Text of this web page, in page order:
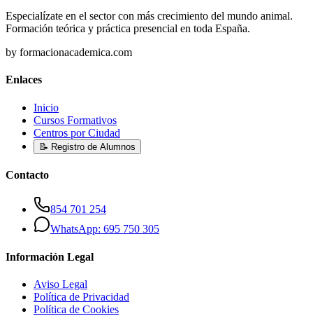
Especialízate en el sector con más crecimiento del mundo animal.
Formación teórica y práctica presencial en toda España.
by formacionacademica.com
Enlaces
Inicio
Cursos Formativos
Centros por Ciudad
📝 Registro de Alumnos
Contacto
854 701 254
WhatsApp: 695 750 305
Información Legal
Aviso Legal
Política de Privacidad
Política de Cookies